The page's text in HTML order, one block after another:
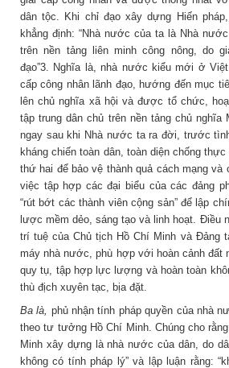
dân tộc. Khi chỉ đạo xây dựng Hiến
khẳng định: “Nhà nước của ta là Nhà
trên nền tảng liên minh công nông, do
đạo”3. Nghĩa là, nhà nước kiểu mới ở
cấp công nhân lãnh đạo, hướng đến mục
lên chủ nghĩa xã hội và được tổ chức,
tập trung dân chủ trên nền tảng chủ nghĩa
ngay sau khi Nhà nước ta ra đời, trước
kháng chiến toàn dân, toàn diện chống
thứ hai để bảo vệ thành quả cách mạng và
việc tập hợp các đại biểu của các đảng
“rút bớt các thành viên cộng sản” để lập
lược mềm dẻo, sáng tạo và linh hoạt. Điều
trí tuệ của Chủ tịch Hồ Chí Minh và Đảng
máy nhà nước, phù hợp với hoàn cảnh đất
quy tụ, tập hợp lực lượng và hoàn toàn
thù địch xuyên tạc, bịa đặt.
Ba là, phủ nhận tính pháp quyền của nhà
theo tư tưởng Hồ Chí Minh. Chúng cho
Minh xây dựng là nhà nước của dân, do
không có tính pháp lý” và lập luận rằng: